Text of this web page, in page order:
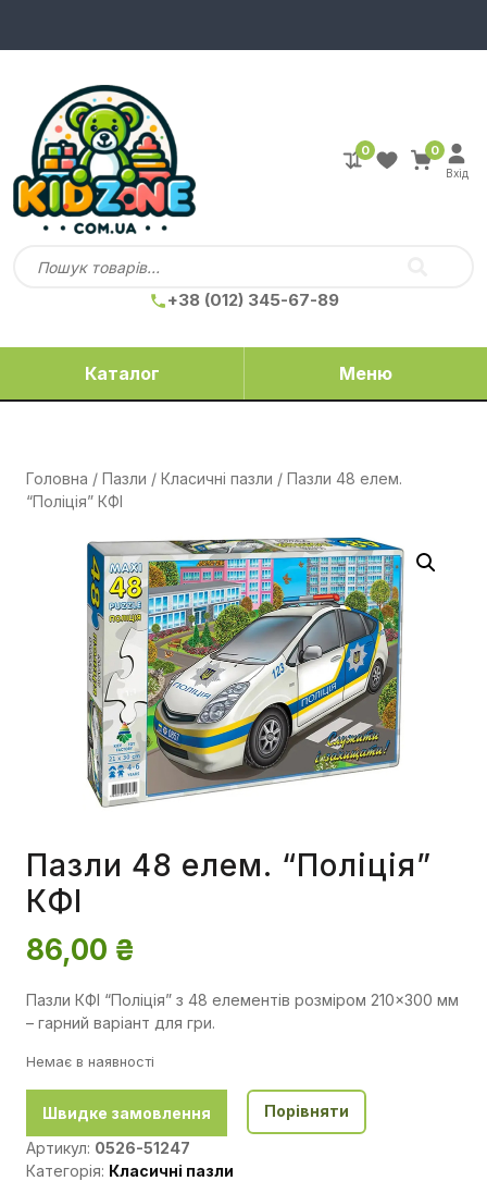
+38 (012) 345-67-89
0 0
Вхід
Каталог Меню
Головна / Пазли / Класичні пазли / Пазли 48 елем.
“Поліція” КФІ
Пазли 48 елем. “Поліція”
КФІ
86,00 ₴
Пазли КФІ “Поліція” з 48 елементів розміром 210×300 мм
– гарний варіант для гри.
Немає в наявності
Швидке замовлення
Порівняти
Артикул: 0526-51247
Категорія: Класичні пазли